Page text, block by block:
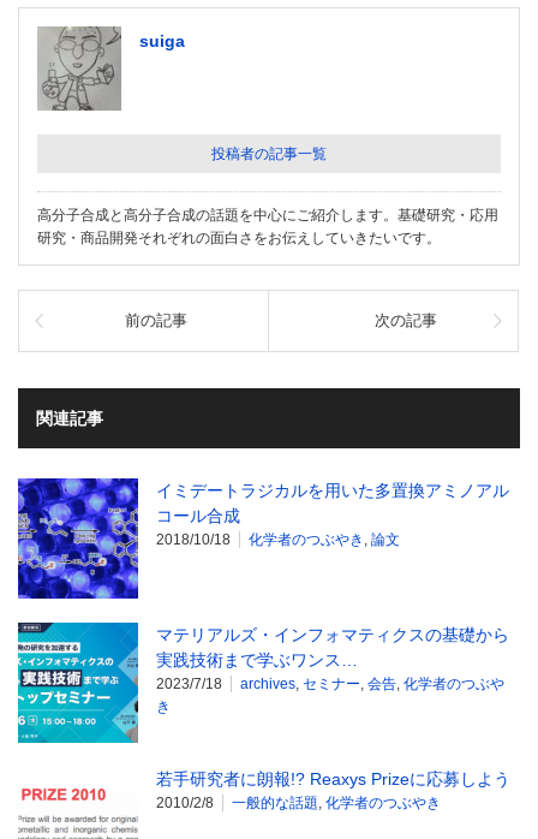
suiga
投稿者の記事一覧
高分子合成と高分子合成の話題を中心にご紹介します。基礎研究・応用
研究・商品開発それぞれの面白さをお伝えしていきたいです。
前の記事 次の記事
関連記事
イミデートラジカルを用いた多置換アミノアル
コール合成
2018/10/18 化学者のつぶやき , 論文
マテリアルズ・インフォマティクスの基礎から
実践技術まで学ぶワンス…
2023/7/18 archives, セミナー, 会告, 化学者のつぶや
き
若手研究者に朗報!? Reaxys Prizeに応募しよう
2010/2/8 一般的な話題, 化学者のつぶやき